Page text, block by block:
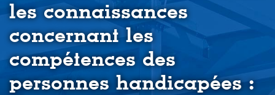
les connaissances
concernant les
compétences des
personnes handicapées :